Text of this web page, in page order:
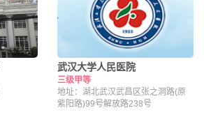
武汉大学人民医院
三级甲等
地址：湖北武汉武昌区张之洞路(原
紫阳路)99号解放路238号